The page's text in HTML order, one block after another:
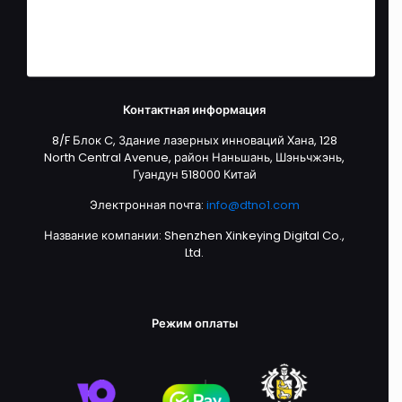
Контактная информация
8/F Блок C, Здание лазерных инноваций Хана, 128
North Central Avenue, район Наньшань, Шэньчжэнь,
Гуандун 518000 Китай
Электронная почта: info@dtno1.com
Название компании: Shenzhen Xinkeying Digital Co.,
Ltd.
Режим оплаты